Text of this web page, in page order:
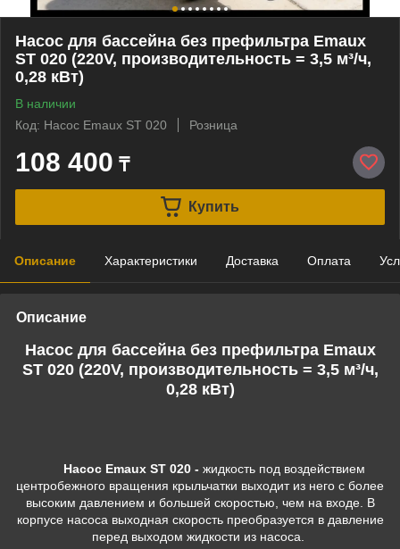
Насос для бассейна без префильтра Emaux
ST 020 (220V, производительность = 3,5 м³/ч,
0,28 кВт)
В наличии
Код: Насос Emaux ST 020
Розница
108 400 ₸
Купить
Описание Характеристики Доставка Оплата
Описание
Насос для бассейна без префильтра Emaux
ST 020 (220V, производительность = 3,5 м³/ч,
0,28 кВт)
Насос Emaux ST 020 - жидкость под воздействием
центробежного вращения крыльчатки выходит из него с более
высоким давлением и большей скоростью, чем на входе. В
корпусе насоса выходная скорость преобразуется в давление
перед выходом жидкости из насоса.